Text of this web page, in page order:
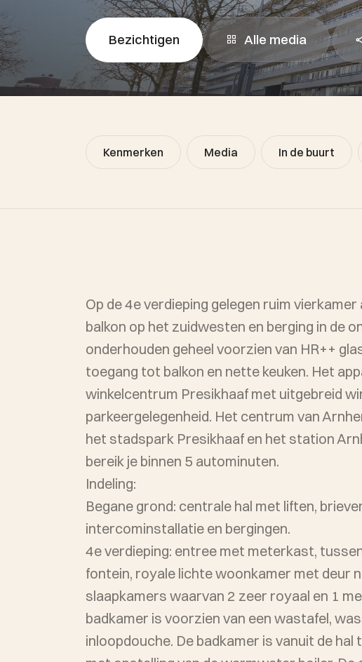
Bezichtigen Alle media
Kenmerken Media In de buurt
Op de 4e verdieping gelegen ruim
balkon op het zuidwesten en berging in de
onderhouden geheel voorzien van HR++ glas , 3 slaapkamers, woonkamer
toegang tot balkon en nette keuken. Het
winkelcentrum Presikhaaf met uitgebreid
parkeergelegenheid. Het centrum van
het stadspark Presikhaaf en het station
bereik je binnen 5 autominuten.
Indeling:
Begane grond: centrale hal met liften,
intercominstallatie en bergingen.
4e verdieping: entree met meterkast,
fontein, royale lichte woonkamer met deur
slaapkamers waarvan 2 zeer royaal en 1
badkamer is voorzien van een wastafel,
inloopdouche. De badkamer is vanuit de